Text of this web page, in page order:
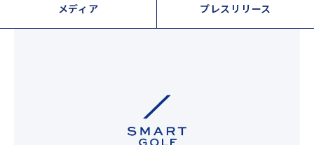
メディア プレスリリース